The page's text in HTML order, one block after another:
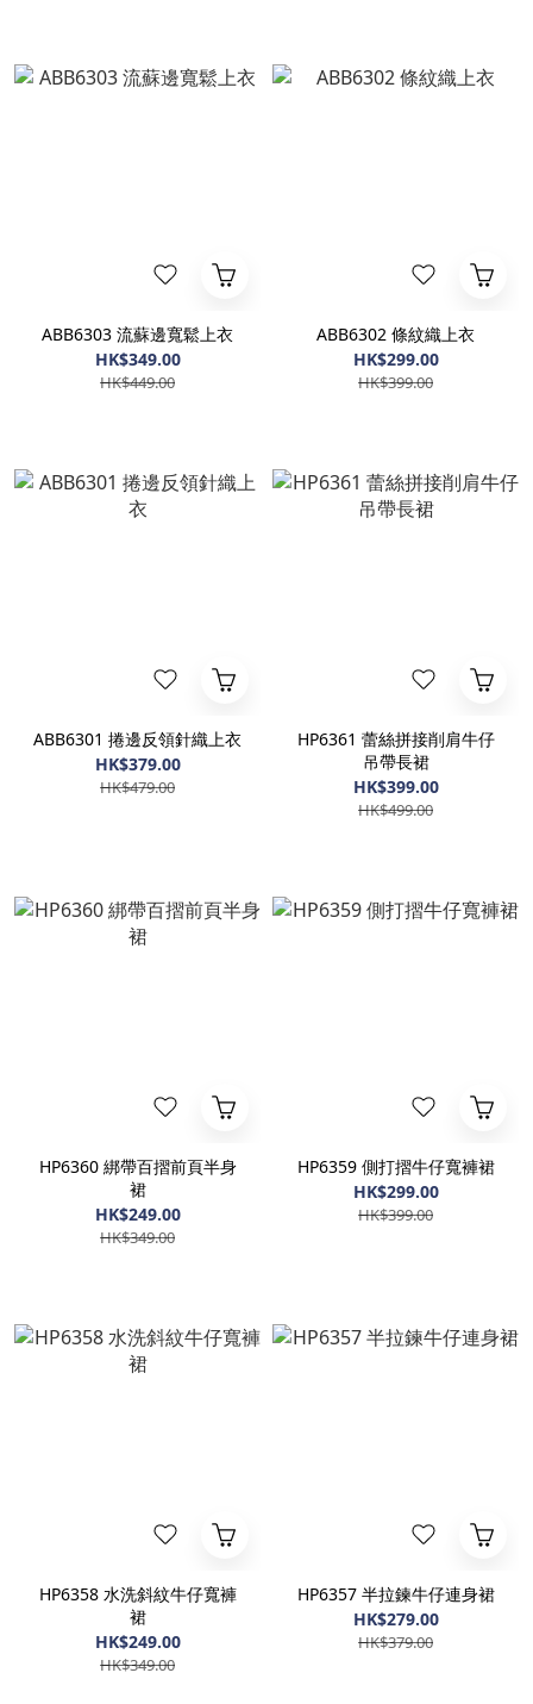
ABB6303 流蘇邊寬鬆上衣
HK$349.00
HK$449.00
ABB6302 條紋織上衣
HK$299.00
HK$399.00
ABB6301 捲邊反領針織上衣
HK$379.00
HK$479.00
HP6361 蕾絲拼接削肩牛仔
吊帶長裙
HK$399.00
HK$499.00
HP6360 綁帶百摺前頁半身
裙
HK$249.00
HK$349.00
HP6359 側打摺牛仔寬褲裙
HK$299.00
HK$399.00
HP6358 水洗斜紋牛仔寬褲
裙
HK$249.00
HK$349.00
HP6357 半拉鍊牛仔連身裙
HK$279.00
HK$379.00